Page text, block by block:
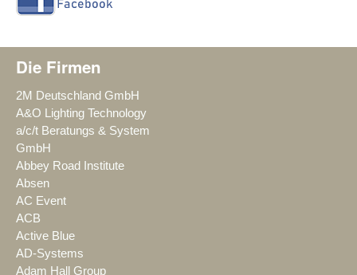
Die Firmen
2M Deutschland GmbH
A&O Lighting Technology
a/c/t Beratungs & System
GmbH
Abbey Road Institute
Absen
AC Event
ACB
Active Blue
AD-Systems
Adam Hall Group